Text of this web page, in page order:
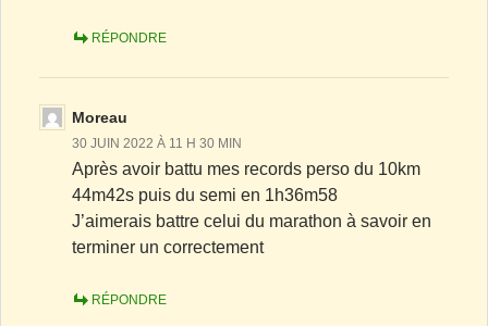
RÉPONDRE
Moreau
30 JUIN 2022 À 11 H 30 MIN
Après avoir battu mes records perso du 10km
44m42s puis du semi en 1h36m58
J’aimerais battre celui du marathon à savoir en
terminer un correctement
RÉPONDRE